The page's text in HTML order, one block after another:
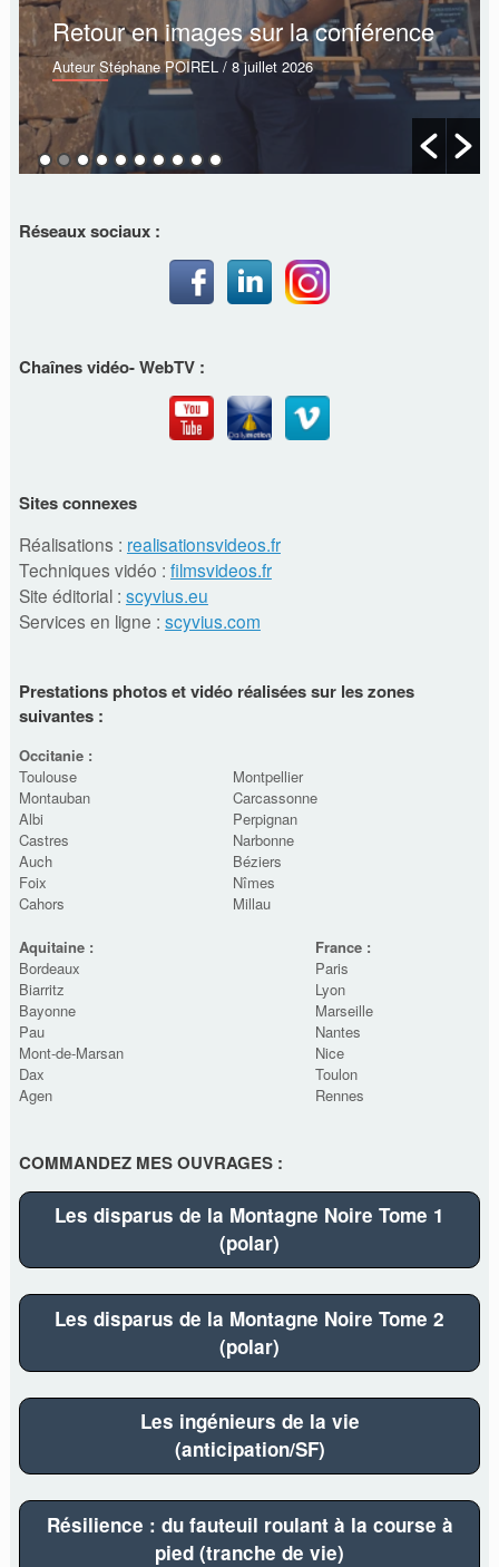
Retour en images sur la conférence
Auteur Stéphane POIREL/ 8 juillet 2026
Réseaux sociaux :
Chaînes vidéo- WebTV :
Sites connexes
Réalisations : realisationsvideos.fr
Techniques vidéo : filmsvideos.fr
Site éditorial : scyvius.eu
Services en ligne : scyvius.com
Prestations photos et vidéo réalisées sur les zones
suivantes :
Occitanie :
Toulouse
Montauban
Albi
Castres
Auch
Foix
Cahors
Montpellier
Carcassonne
Perpignan
Narbonne
Béziers
Nîmes
Millau
Aquitaine :
Bordeaux
Biarritz
Bayonne
Pau
Mont-de-Marsan
Dax
Agen
France :
Paris
Lyon
Marseille
Nantes
Nice
Toulon
Rennes
COMMANDEZ MES OUVRAGES :
Les disparus de la Montagne Noire Tome 1
(polar)
Les disparus de la Montagne Noire Tome 2
(polar)
Les ingénieurs de la vie
(anticipation/SF)
Résilience : du fauteuil roulant à la course à
pied (tranche de vie)